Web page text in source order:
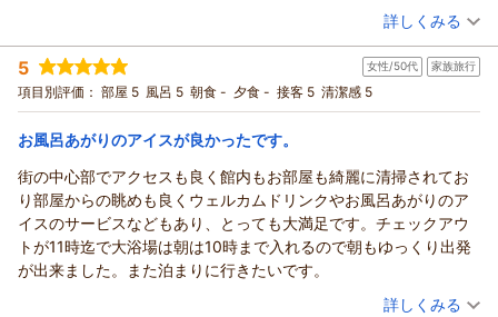
また、館内の雰囲気や客室、大浴場、夏下冬上 札幌でのお食事
につきまして温かいお言葉をお寄せいただき、重ねて御礼申し
上げます。
しかしながら、ご滞在中には周囲のお部屋からの物音により、
ご不快の念をお掛けしましたこと、深くお詫び申し上げます。
物音などの騒音につきましては、館内でのご案内や巡回を含
また、お食事の際のご説明につきましても、優しい声とのお言
葉をいただきながら、聞き取りづらい場面があったとのこと、
貴重なお声として従業員へ共有させていただきます。
皆様に心地よくお食事の時間をお愉しみいただけるよう、お声
の大きさも含め、より丁寧で聞き取りやすいご案内に努めてま
投稿者： くまちゃんさん(女性/60代)
宿泊プラン： じゃらん限定【連泊割】＜2連泊以上の滞在でお得＞事前カー
ド決済◆由縁札幌連泊プラン◆素泊まり
ダブル 食事なし
宿泊価格帯： 30,001円以上(大人一人あたり/税込)
くまちゃん様
この度は、ONSEN RYOKAN 由縁 札幌へお越しいただきまし
て、誠にありがとうございます。
ご感想の内容からくまちゃん様が当館で快適なお時間をお過ご
し頂けたご様子を拝見し、大変光栄に存じております。いつお
帰りくださっても心から安らぐご滞在のお手伝いができますよ
詳しくみる
5 女性/50代 家族旅行
項目別評価： 部屋 5 風呂 5 朝食 - 夕食 - 接客 5 清潔感 5
お風呂あがりのアイスが良かったです。
街の中心部でアクセスも良く館内もお部屋も綺麗に清掃されてお
り部屋からの眺めも良くウェルカムドリンクやお風呂あがりのア
イスのサービスなどもあり、とっても大満足です。チェックアウ
トが11時迄で大浴場は朝は10時まで入れるので朝もゆっくり出発
が出来ました。また泊まりに行きたいです。
（投稿日：2026/05/13）
詳しくみる